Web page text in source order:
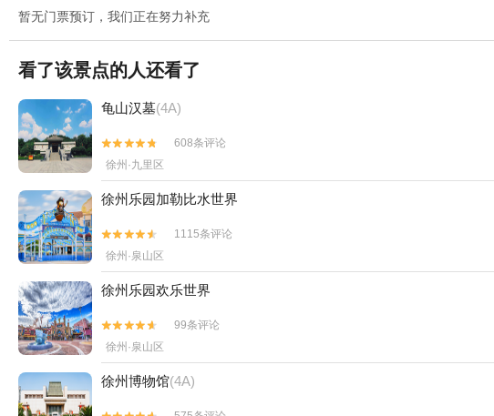
暂无门票预订，我们正在努力补充
看了该景点的人还看了
龟山汉墓(4A)


608条评论
徐州·九里区
徐州乐园加勒比水世界


1115条评论
徐州·泉山区
徐州乐园欢乐世界


99条评论
徐州·泉山区
徐州博物馆(4A)